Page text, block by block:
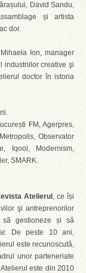
David Sandu,
și artista
dor.
Ion, manager
industriilor creative şi
doctor în istoria
FM, Agerpres,
Observator
Iqool, Modernism,
SMARK.
Atelierul , ce își
şi antreprenorilor
gestioneze și să
De peste 10 ani,
este recunoscută,
unor parteneriate
este din 2010